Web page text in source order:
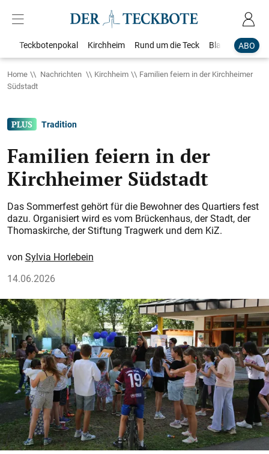
ABO
Teckbotenpokal Kirchheim Rund um die Teck Blaulicht
Home Nachrichten Kirchheim
Familien feiern in der Kirchheimer
Südstadt
Tradition
Familien feiern in der
Kirchheimer Südstadt
Das Sommerfest gehört für die Bewohner des Quartiers fest
dazu. Organisiert wird es vom Brückenhaus, der Stadt, der
Thomaskirche, der Stiftung Tragwerk und dem KiZ.
Sylvia Horlebein
14.06.2026